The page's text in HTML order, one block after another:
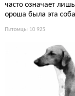
часто означает
ороша была эта
Питомцы 10 925